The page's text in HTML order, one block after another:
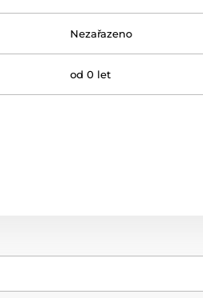
Nezařazeno
od 0 let